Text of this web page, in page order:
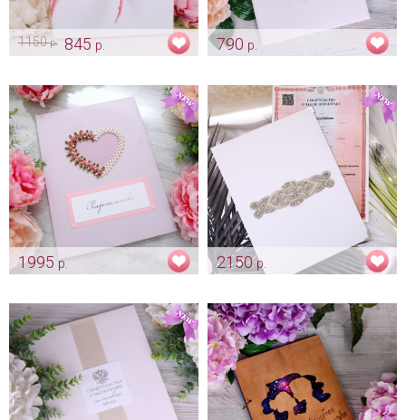
1150р. 845 р.
790 р.
формат свидетельства А4
Арт: pap_0012
1995 р.
Арт: pap_0029
2150р.